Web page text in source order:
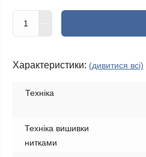
Характеристики: (дивитися всі)
Техніка
Техніка вишивки
нитками